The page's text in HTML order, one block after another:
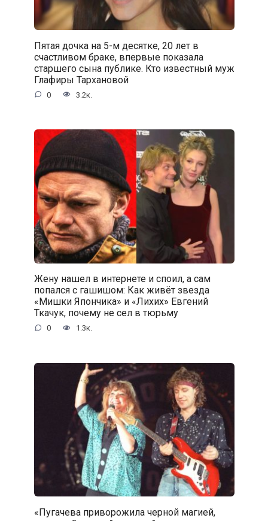
Пятая дочка на 5-м десятке, 20 лет в
счастливом браке, впервые показала
старшего сына публике. Кто известный муж
Глафиры Тархановой
0 3.2к.
Жену нашел в интернете и споил, а сам
попался с гaшишoм: Как живёт звезда
«Мишки Япончика» и «Лихих» Евгений
Ткачук, почему не сел в тюрьму
0 1.3к.
«Пугачева приворожила черной магией,